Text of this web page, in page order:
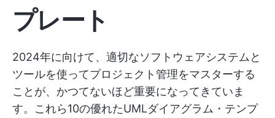
プレート
2024年に向けて、適切なソフトウェアシステムと
ツールを使ってプロジェクト管理をマスターする
ことが、かつてないほど重要になってきていま
す。これら10の優れたUMLダイアグラム・テンプ